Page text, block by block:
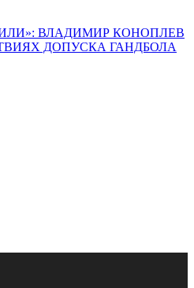
ВЛАДИМИР КОНОПЛЕВ
ДОПУСКА ГАНДБОЛА